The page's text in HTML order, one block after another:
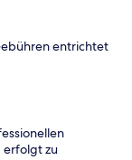
entrichtet
erfolgt zu